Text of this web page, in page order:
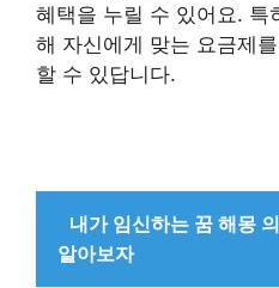
혜택을 누릴 수 있어요. 특
해 자신에게 맞는 요금제
할 수 있답니다.
내가 임신하는 꿈 해몽
알아보자